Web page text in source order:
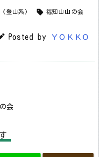
登山系）  福知山山の会
Posted by ＹＯＫＫＯ